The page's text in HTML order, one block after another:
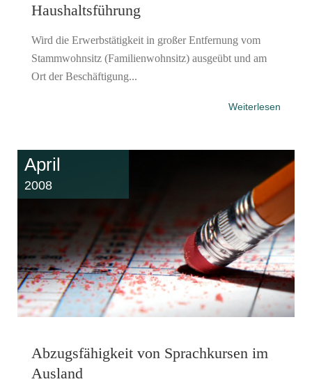
Haushaltsführung
Wird die Erwerbstätigkeit in großer Entfernung vom
Stammwohnsitz (Familienwohnsitz) ausgeübt und am
Ort der Beschäftigung...
Weiterlesen
April
2008
Abzugsfähigkeit von Sprachkursen im
Ausland